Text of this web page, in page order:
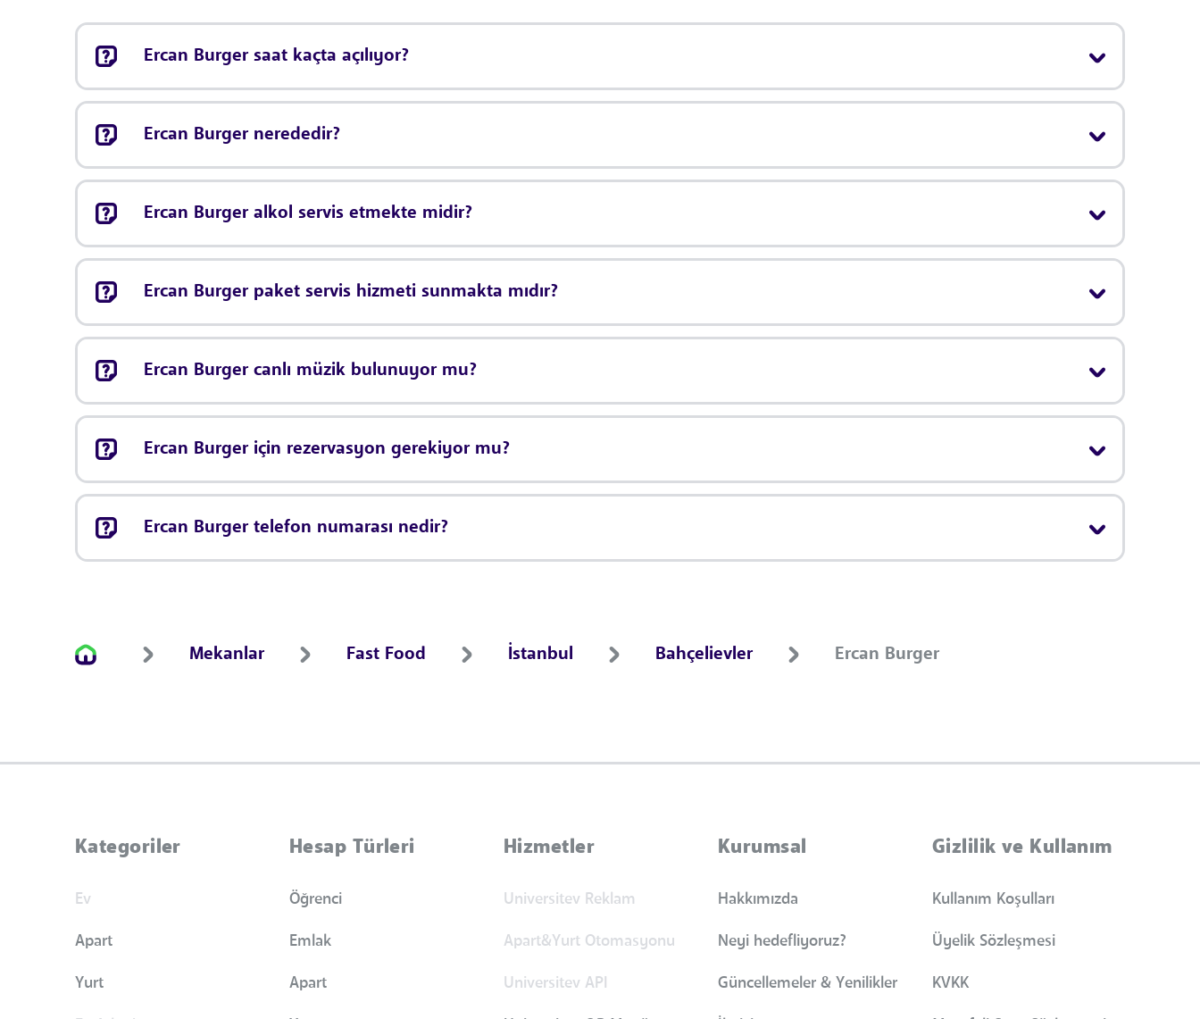
Ercan Burger saat kaçta açılıyor?
Ercan Burger nerededir?
Ercan Burger alkol servis etmekte midir?
Ercan Burger paket servis hizmeti sunmakta mıdır?
Ercan Burger canlı müzik bulunuyor mu?
Ercan Burger için rezervasyon gerekiyor mu?
Ercan Burger telefon numarası nedir?
Mekanlar Fast Food İstanbul Bahçelievler Ercan Burger
Kategoriler
Ev
Apart
Yurt
Hesap Türleri
Öğrenci
Emlak
Apart
Hizmetler
Universitev Reklam
Apart&Yurt Otomasyonu
Universitev API
Kurumsal
Hakkımızda
Neyi hedefliyoruz?
Güncellemeler & Yenilikler
Gizlilik ve Kullanım
Kullanım Koşulları
Üyelik Sözleşmesi
KVKK